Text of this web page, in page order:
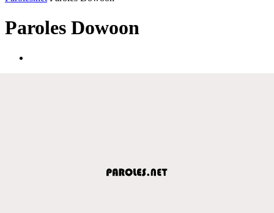
Paroles Dowoon